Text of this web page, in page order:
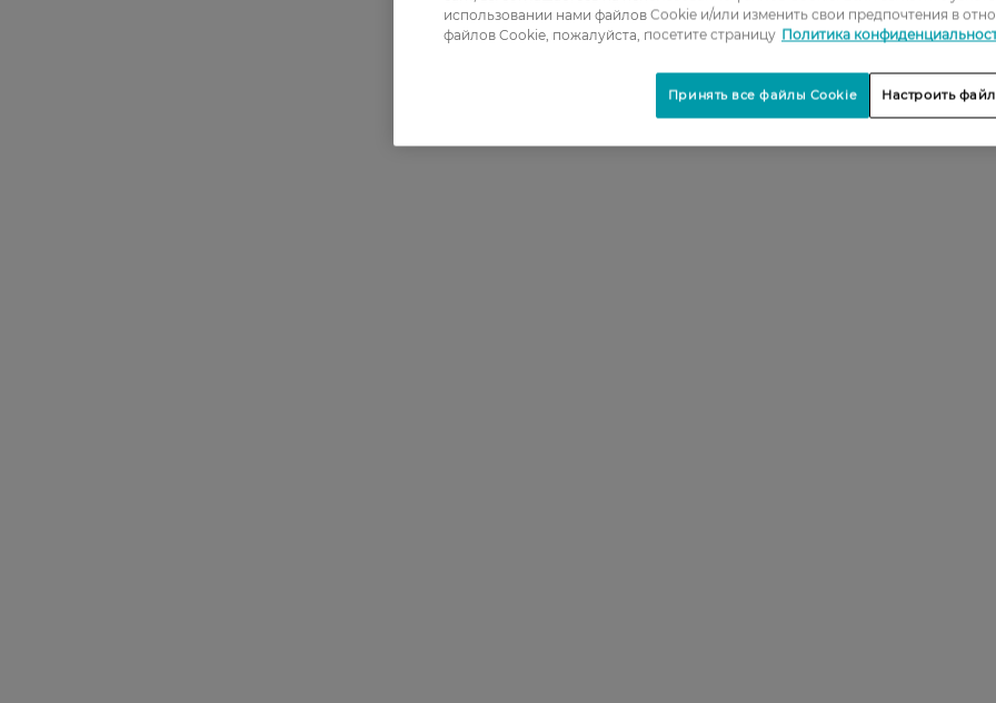
использовании нами файлов Cookie и/или изменить свои предпочтения в
файлов Cookie, пожалуйста, посетите страницу Политика
Настроить
Принять все файлы Cookie